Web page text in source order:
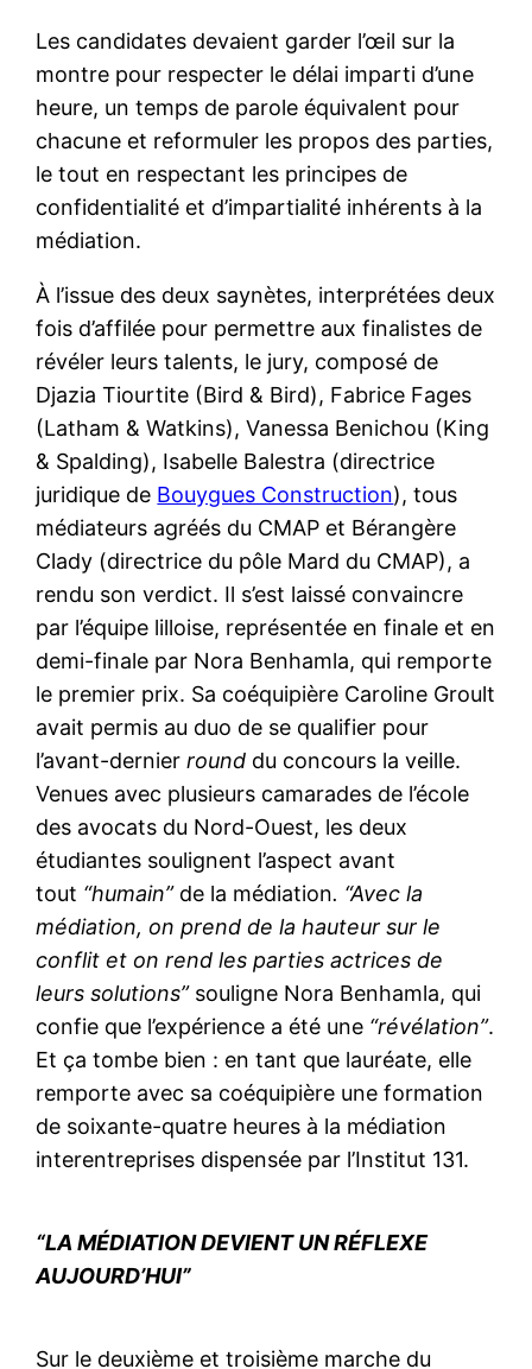
Les candidates devaient garder l’œil sur la
montre pour respecter le délai imparti d’une
heure, un temps de parole équivalent pour
chacune et reformuler les propos des parties,
le tout en respectant les principes de
confidentialité et d’impartialité inhérents à la
médiation.
À l’issue des deux saynètes, interprétées deux
fois d’affilée pour permettre aux finalistes de
révéler leurs talents, le jury, composé de
Djazia Tiourtite (Bird & Bird), Fabrice Fages
(Latham & Watkins), Vanessa Benichou (King
& Spalding), Isabelle Balestra (directrice
juridique de Bouygues Construction), tous
médiateurs agréés du CMAP et Bérangère
Clady (directrice du pôle Mard du CMAP), a
rendu son verdict. Il s’est laissé convaincre
par l’équipe lilloise, représentée en finale et en
demi-finale par Nora Benhamla, qui remporte
le premier prix. Sa coéquipière Caroline Groult
avait permis au duo de se qualifier pour
l’avant-dernierround du concours la veille.
Venues avec plusieurs camarades de l’école
des avocats du Nord-Ouest, les deux
étudiantes soulignent l’aspect avant
tout “humain”de la médiation. “Avec la
médiation, on prend de la hauteur sur le
conflit et on rend les parties actrices de
leurs solutions” souligne Nora Benhamla, qui
confie que l’expérience a été une “révélation”.
Et ça tombe bien : en tant que lauréate, elle
remporte avec sa coéquipière une formation
de soixante-quatre heures à la médiation
interentreprises dispensée par l’Institut 131.
“LA MÉDIATION DEVIENT UN RÉFLEXE
AUJOURD’HUI”
Sur le deuxième et troisième marche du